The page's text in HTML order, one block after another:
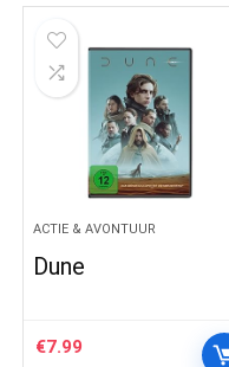
ACTIE & AVONTUUR
Dune
€7.99